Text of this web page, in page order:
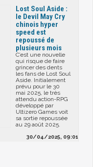
​Lost Soul Aside :
le Devil May Cry
chinois hyper
speed est
repoussé de
plusieurs mois
C’est une nouvelle
qui risque de faire
grincer des dents
les fans de Lost Soul
Aside. Initialement
prévu pour le 30
mai 2025, le très
attendu action-RPG
développé par
Ultizero Games voit
sa sortie repoussée
au 29 août 2025.
30/04/2025, 09:01